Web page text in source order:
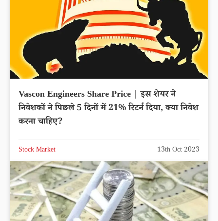
Vascon Engineers Share Price | इस शेयर ने
निवेशकों ने पिछले 5 दिनों में 21% रिटर्न दिया, क्या निवेश
करना चाहिए?
Stock Market 13th Oct 2023